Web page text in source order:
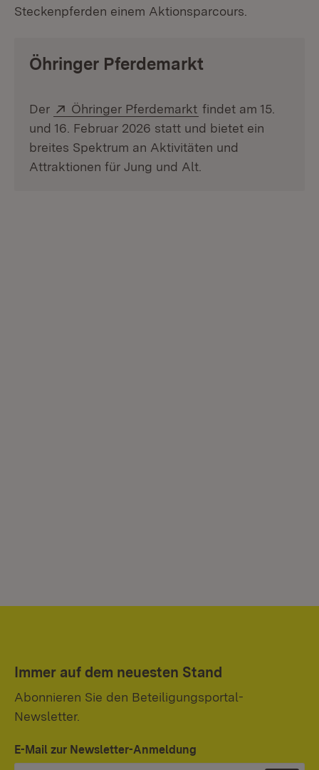
Steckenpferden einem Aktionsparcours.
Öhringer Pferdemarkt
Der Extern:
Öhringer Pferdemarkt (Öffnet in neuem
findet am 15.
und 16. Februar 2026 statt und bietet ein
breites Spektrum an Aktivitäten und
Attraktionen für Jung und Alt.
Immer auf dem neuesten Stand
Abonnieren Sie den Beteiligungsportal-
Newsletter.
E-Mail zur Newsletter-Anmeldung